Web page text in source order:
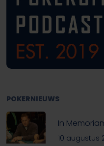
POKERNIEUWS
In
10 augustus